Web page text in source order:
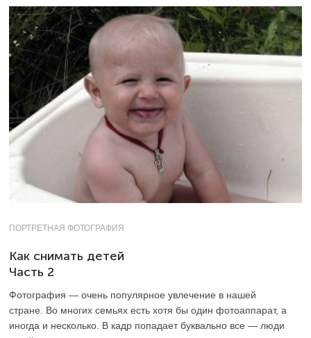
ПОРТРЕТНАЯ ФОТОГРАФИЯ
Как снимать детей
Часть 2
Фотография — очень популярное увлечение в нашей
стране. Во многих семьях есть хотя бы один фотоаппарат, а
иногда и несколько. В кадр попадает буквально все — люди